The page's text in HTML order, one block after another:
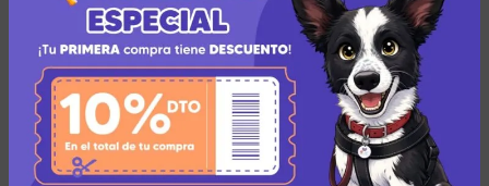
ARTÍCULOS
¿Para qué sirve la doxiciclina para perros?
¿Alguna vez has oído hablar sobre la doxiciclina?
¿Quizá tu mascota tuvo que recibir este
antibiótico para perros recientemente? De ser...